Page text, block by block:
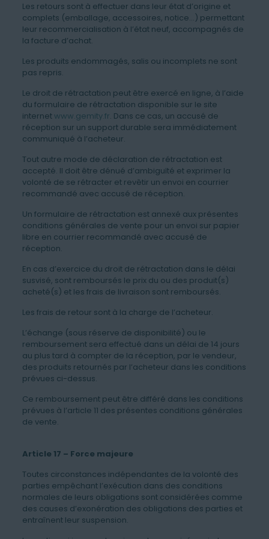
Les retours sont à effectuer dans leur état d’origine et
complets (emballage, accessoires, notice…) permettant
leur recommercialisation à l’état neuf, accompagnés de
la facture d’achat.
Les produits endommagés, salis ou incomplets ne sont
pas repris.
Le droit de rétractation peut être exercé en ligne, à l’aide
du formulaire de rétractation disponible sur le site
internetwww.gemity.fr. Dans ce cas, un accusé de
réception sur un support durable sera immédiatement
communiqué à l’acheteur.
Tout autre mode de déclaration de rétractation est
accepté. Il doit être dénué d’ambiguïté et exprimer la
volonté de se rétracter et revêtir un envoi en courrier
recommandé avec accusé de réception.
Un formulaire de rétractation est annexé aux présentes
conditions générales de vente pour un envoi sur papier
libre en courrier recommandé avec accusé de
réception.
En cas d’exercice du droit de rétractation dans le délai
susvisé, sont remboursés le prix du ou des produit(s)
acheté(s) et les frais de livraison sont remboursés.
Les frais de retour sont à la charge de l’acheteur.
L’échange (sous réserve de disponibilité) ou le
remboursement sera effectué dans un délai de 14 jours
au plus tard à compter de la réception, par le vendeur,
des produits retournés par l’acheteur dans les conditions
prévues ci-dessus.
Ce remboursement peut être différé dans les conditions
prévues à l’article 11 des présentes conditions générales
de vente.
Article 17 – Force majeure
Toutes circonstances indépendantes de la volonté des
parties empêchant l’exécution dans des conditions
normales de leurs obligations sont considérées comme
des causes d’exonération des obligations des parties et
entraînent leur suspension.